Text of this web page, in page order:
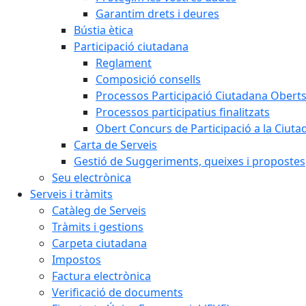
Garantim drets i deures
Bústia ètica
Participació ciutadana
Reglament
Composició consells
Processos Participació Ciutadana Oberts
Processos participatius finalitzats
Obert Concurs de Participació a la
Carta de Serveis
Gestió de Suggeriments, queixes i propostes
Seu electrònica
Serveis i tràmits
Catàleg de Serveis
Tràmits i gestions
Carpeta ciutadana
Impostos
Factura electrònica
Verificació de documents